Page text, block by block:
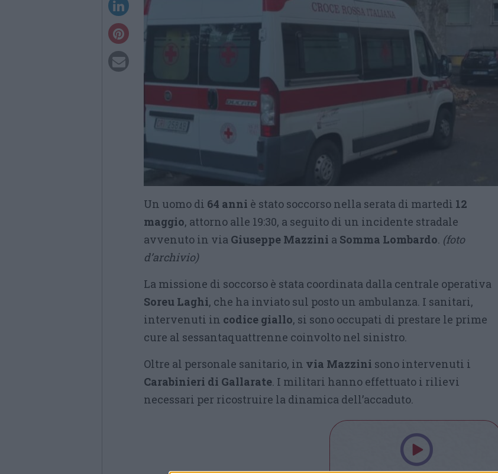
Un uomo di 64 anni è stato soccorso nella serata di martedì 12
maggio, attorno alle 19:30, a seguito di un incidente stradale
avvenuto in via Giuseppe Mazzini a Somma Lombardo. (foto
d’archivio)
La missione di soccorso è stata coordinata dalla centrale operativa
Soreu Laghi, che ha inviato sul posto un ambulanza. I sanitari,
intervenuti in codice giallo, si sono occupati di prestare le prime
cure al sessantaquattrenne coinvolto nel sinistro.
Oltre al personale sanitario, in via Mazzini sono intervenuti i
Carabinieri di Gallarate. I militari hanno effettuato i rilievi
necessari per ricostruire la dinamica dell’accaduto.